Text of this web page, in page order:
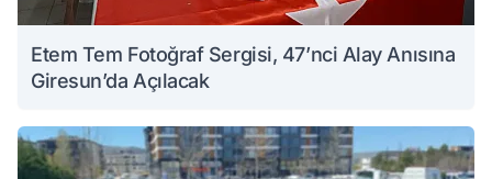
Etem Tem Fotoğraf Sergisi, 47’nci Alay Anısına
Giresun’da Açılacak